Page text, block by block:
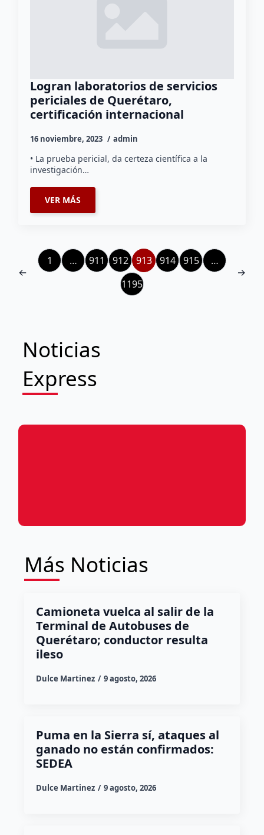
Logran laboratorios de servicios
periciales de Querétaro,
certificación internacional
16 noviembre, 2023 admin
• La prueba pericial, da certeza científica a la
investigación…
VER MÁS
←
1 … 911 912 913 914 915
…
1195
→
Noticias
Express
Más Noticias
Camioneta vuelca al salir de la
Terminal de Autobuses de
Querétaro; conductor resulta
ileso
Dulce Martinez 9 agosto, 2026
Puma en la Sierra sí, ataques al
ganado no están confirmados:
SEDEA
Dulce Martinez 9 agosto, 2026